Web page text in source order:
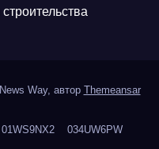
Way, автор Themeansar
01WS9NX2 034UW6PW